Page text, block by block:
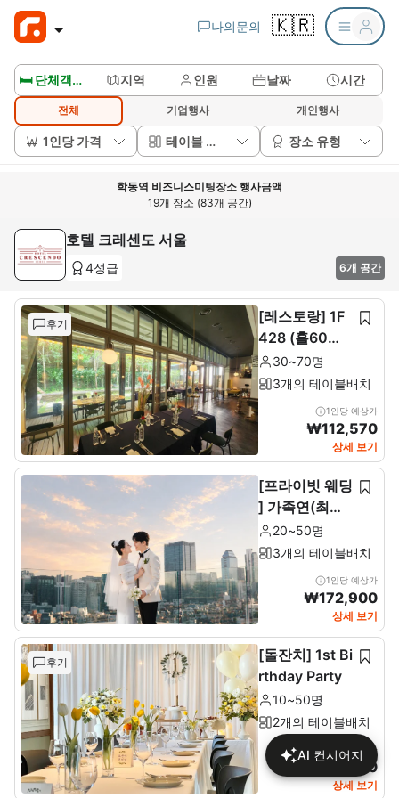
나의문의 🇰🇷
🛏️ 단체객실보기 지역 인원 날짜 시간
전체 기업행사 개인행사
1인당 가격 테이블 배치 장소 유형
학동역 비즈니스미팅장소 행사금액
19개 장소 (83개 공간)
호텔 크레센도 서울
4성급 6개 공간
후기
[레스토랑] 1F
428 (홀60석+
룸10석)
30~70명
3개의 테이블배치
1인당 예상가
₩112,570
상세 보기
[프라이빗 웨딩
] 가족연(최소2
0~최대 50인)
20~50명
3개의 테이블배치
1인당 예상가
₩172,900
상세 보기
후기
[돌잔치] 1st Bi
rthday Party
10~50명
2개의 테이블배치
1인당 예상가
₩137,680
상세 보기
AI 컨시어지